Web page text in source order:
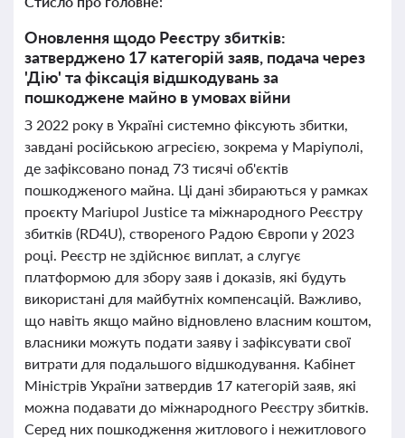
Оновлення щодо Реєстру збитків:
затверджено 17 категорій заяв, подача через
'Дію' та фіксація відшкодувань за
пошкоджене майно в умовах війни
З 2022 року в Україні системно фіксують збитки,
завдані російською агресією, зокрема у Маріуполі,
де зафіксовано понад 73 тисячі об'єктів
пошкодженого майна. Ці дані збираються у рамках
проєкту Mariupol Justice та міжнародного Реєстру
збитків (RD4U), створеного Радою Європи у 2023
році. Реєстр не здійснює виплат, а слугує
платформою для збору заяв і доказів, які будуть
використані для майбутніх компенсацій. Важливо,
що навіть якщо майно відновлено власним коштом,
власники можуть подати заяву і зафіксувати свої
витрати для подальшого відшкодування. Кабінет
Міністрів України затвердив 17 категорій заяв, які
можна подавати до міжнародного Реєстру збитків.
Серед них пошкодження житлового і нежитлового